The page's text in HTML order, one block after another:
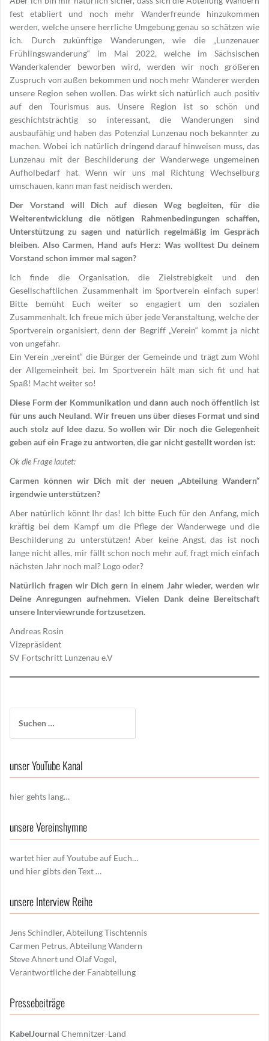
fest etabliert und noch mehr Wanderfreunde hinzukommen
werden, welche unsere herrliche Umgebung genau so schätzen wie
ich. Durch zukünftige Wanderungen, wie die „Lunzenauer
Frühlingswanderung“ im Mai 2022, welche im Sächsischen
Wanderkalender beworben wird, werden wir noch größeren
Zuspruch von außen bekommen und noch mehr Wanderer werden
unsere Region sehen wollen. Das wirkt sich natürlich auch positiv
auf den Tourismus aus. Unsere Region ist so schön und
geschichtsträchtig so interessant, die Wanderungen sind
ausbaufähig und haben das Potenzial Lunzenau noch bekannter zu
machen. Wobei ich natürlich dringend darauf hinweisen muss, das
Lunzenau mit der Beschilderung der Wanderwege ungemeinen
Aufholbedarf hat. Wenn wir uns mal Richtung Wechselburg
umschauen, kann man fast neidisch werden.
Der Vorstand will Dich auf diesen Weg begleiten, für die
Weiterentwicklung die nötigen Rahmenbedingungen schaffen,
Unterstützung zu sagen und natürlich regelmäßig im Gespräch
bleiben. Also Carmen, Hand aufs Herz: Was wolltest Du deinem
Vorstand schon immer mal sagen?
Ich finde die Organisation, die Zielstrebigkeit und den
Gesellschaftlichen Zusammenhalt im Sportverein einfach super!
Bitte bemüht Euch weiter so engagiert um den sozialen
Zusammenhalt. Ich freue mich über jede Veranstaltung, welche der
Sportverein organisiert, denn der Begriff „Verein“ kommt ja nicht
von ungefähr.
Ein Verein „vereint“ die Bürger der Gemeinde und trägt zum Wohl
der Allgemeinheit bei. Im Sportverein hält man sich fit und hat
Spaß! Macht weiter so!
Diese Form der Kommunikation und dann auch noch öffentlich ist
für uns auch Neuland. Wir freuen uns über dieses Format und sind
auch stolz auf Idee dazu. So wollen wir Dir noch die Gelegenheit
geben auf ein Frage zu antworten, die gar nicht gestellt worden ist:
Ok die Frage lautet:
Carmen können wir Dich mit der neuen „Abteilung Wandern“
irgendwie unterstützen?
Aber natürlich könnt Ihr das! Ich bitte Euch für den Anfang, mich
kräftig bei dem Kampf um die Pflege der Wanderwege und die
Beschilderung zu unterstützen! Aber keine Angst, das ist noch
lange nicht alles, mir fällt schon noch mehr auf, fragt mich einfach
nächsten Jahr noch mal? Logo oder?
Natürlich fragen wir Dich gern in einem Jahr wieder, werden wir
Deine Anregungen aufnehmen. Vielen Dank deine Bereitschaft
unsere Interviewrunde fortzusetzen.
Andreas Rosin
Vizepräsident
SV Fortschritt Lunzenau e.V
nach:
unser YouTube Kanal
hier gehts lang…
unsere Vereinshymne
wartet hier auf Youtube auf Euch…
und hier gibts den Text …
unsere Interview Reihe
Jens Schindler, Abteilung Tischtennis
Carmen Petrus, Abteilung Wandern
Steve Ahnert und Olaf Vogel,
Verantwortliche der Fanabteilung
Pressebeiträge
KabelJournal Chemnitzer-Land